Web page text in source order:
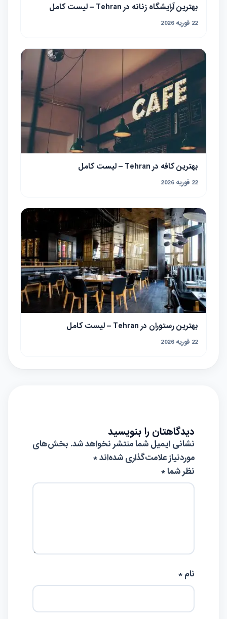
بهترین آرایشگاه زنانه در Tehran – لیست کامل
22 فوریه 2026
بهترین کافه در Tehran – لیست کامل
22 فوریه 2026
بهترین رستوران در Tehran – لیست کامل
22 فوریه 2026
دیدگاهتان را بنویسید
نشانی ایمیل شما منتشر نخواهد شد. بخش‌های
موردنیاز علامت‌گذاری شده‌اند*
نظر شما *
نام *